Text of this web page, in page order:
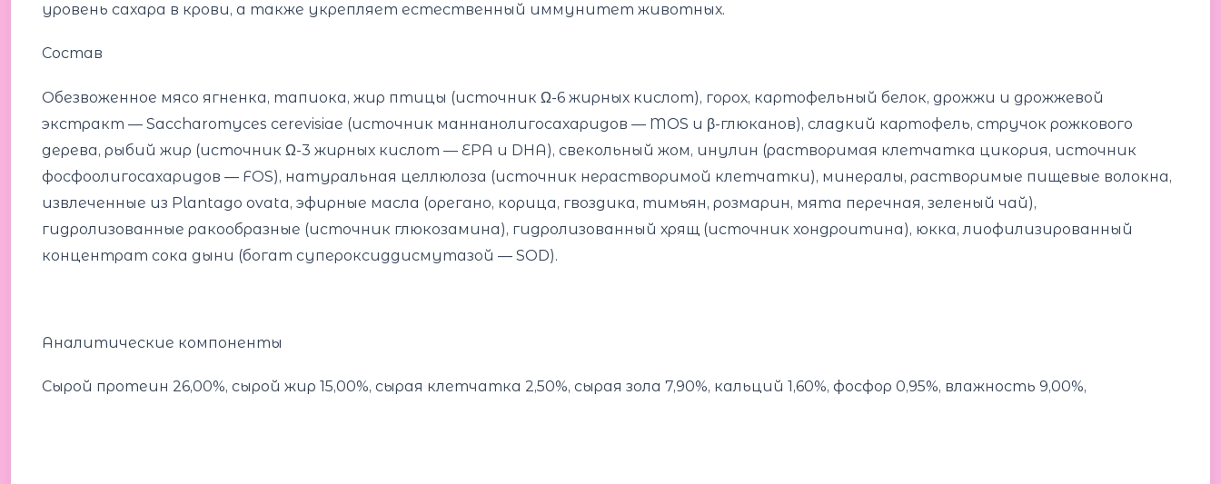
уровень сахара в крови, а также укрепляет естественный иммунитет животных.
Состав
Обезвоженное мясо ягненка, тапиока, жир птицы (источник Ω-6 жирных кислот), горох, картофельный белок, дрожжи и дрожжевой
экстракт — Saccharomyces cerevisiae (источник маннанолигосахаридов — MOS и β-глюканов), сладкий картофель, стручок рожкового
дерева, рыбий жир (источник Ω-3 жирных кислот — EPA и DHA), свекольный жом, инулин (растворимая клетчатка цикория, источник
фосфоолигосахаридов — FOS), натуральная целлюлоза (источник нерастворимой клетчатки), минералы, растворимые пищевые волокна,
извлеченные из Plantago ovata, эфирные масла (орегано, корица, гвоздика, тимьян, розмарин, мята перечная, зеленый чай),
гидролизованные ракообразные (источник глюкозамина), гидролизованный хрящ (источник хондроитина), юкка, лиофилизированный
концентрат сока дыни (богат супероксиддисмутазой — SOD).
Аналитические компоненты
Сырой протеин 26,00%, сырой жир 15,00%, сырая клетчатка 2,50%, сырая зола 7,90%, кальций 1,60%, фосфор 0,95%, влажность 9,00%,